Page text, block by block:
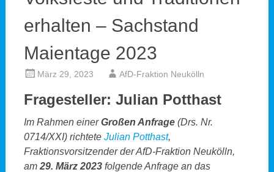
erhalten – Sachstand
Maientage 2023
März 29, 2023 AfD-Fraktion Neukölln
Fragesteller: Julian Potthast
Im Rahmen einerGroßen Anfrage(Drs. Nr.
0714/XXI) richtete Julian Potthast,
Fraktionsvorsitzender der AfD-Fraktion Neukölln,
am 29. März 2023folgende Anfrage an das